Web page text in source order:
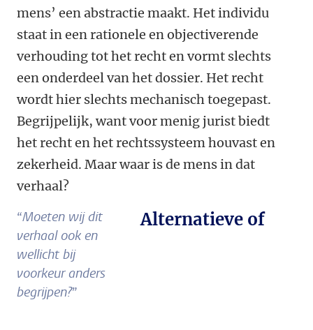
mens’ een abstractie maakt. Het individu
staat in een rationele en objectiverende
verhouding tot het recht en vormt slechts
een onderdeel van het dossier. Het recht
wordt hier slechts mechanisch toegepast.
Begrijpelijk, want voor menig jurist biedt
het recht en het rechtssysteem houvast en
zekerheid. Maar waar is de mens in dat
verhaal?
“Moeten wij dit
verhaal ook en
wellicht bij
voorkeur anders
begrijpen?”
Alternatieve of